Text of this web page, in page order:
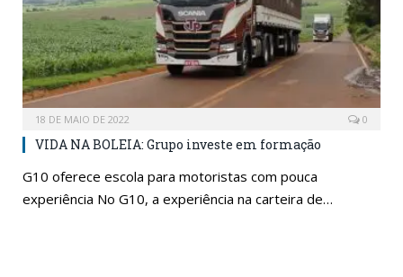
18 DE MAIO DE 2022 0
VIDA NA BOLEIA: Grupo investe em formação
G10 oferece escola para motoristas com pouca
experiência No G10, a experiência na carteira de…